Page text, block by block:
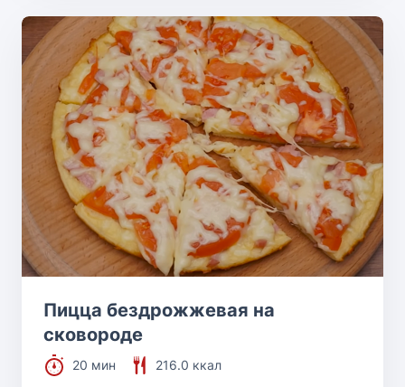
Пицца бездрожжевая на
сковороде
20 мин
216.0 ккал